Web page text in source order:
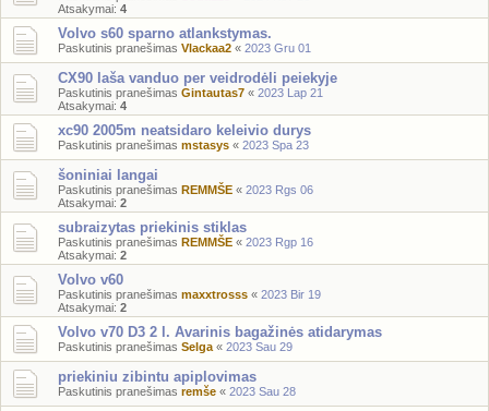
Atsakymai: 4
Volvo s60 sparno atlankstymas.
Paskutinis pranešimas Vlackaa2 « 2023 Gru 01
CX90 laša vanduo per veidrodėli peiekyje
Paskutinis pranešimas Gintautas7 « 2023 Lap 21
Atsakymai: 4
xc90 2005m neatsidaro keleivio durys
Paskutinis pranešimas mstasys « 2023 Spa 23
šoniniai langai
Paskutinis pranešimas REMMŠE « 2023 Rgs 06
Atsakymai: 2
subraizytas priekinis stiklas
Paskutinis pranešimas REMMŠE « 2023 Rgp 16
Atsakymai: 2
Volvo v60
Paskutinis pranešimas maxxtrosss « 2023 Bir 19
Atsakymai: 2
Volvo v70 D3 2 l. Avarinis bagažinės atidarymas
Paskutinis pranešimas Selga « 2023 Sau 29
priekiniu zibintu apiplovimas
Paskutinis pranešimas remše « 2023 Sau 28